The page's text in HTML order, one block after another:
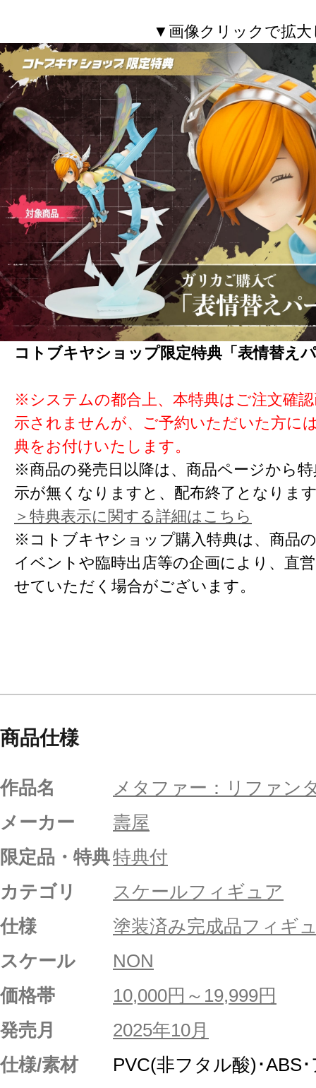
▼画像クリックで拡
コトブキヤショップ限定特典「表情替え
※システムの都合上、本特典はご注文確
示されませんが、ご予約いただいた方に
典をお付けいたします。
※商品の発売日以降は、商品ページから
示が無くなりますと、配布終了となりま
＞特典表示に関する詳細はこちら
※コトブキヤショップ購入特典は、商品
イベントや臨時出店等の企画により、直
せていただく場合がございます。
商品仕様
作品名
メタファー：リファン
メーカー
壽屋
限定品・特典特典付
カテゴリ
スケールフィギュア
仕様
塗装済み完成品フィギ
スケール
NON
価格帯
10,000円～19,999円
発売月
2025年10月
仕様/素材
PVC(非フタル酸)･ABS